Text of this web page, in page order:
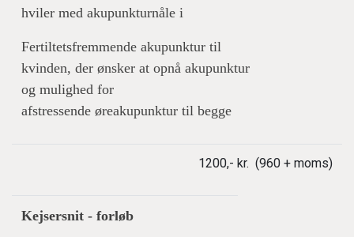
hviler med akupunkturnåle i
Fertiltetsfremmende akupunktur til
kvinden, der ønsker at opnå akupunktur
og mulighed for
afstressende øreakupunktur til begge
1200,- kr. (960 + moms)
Kejsersnit - forløb